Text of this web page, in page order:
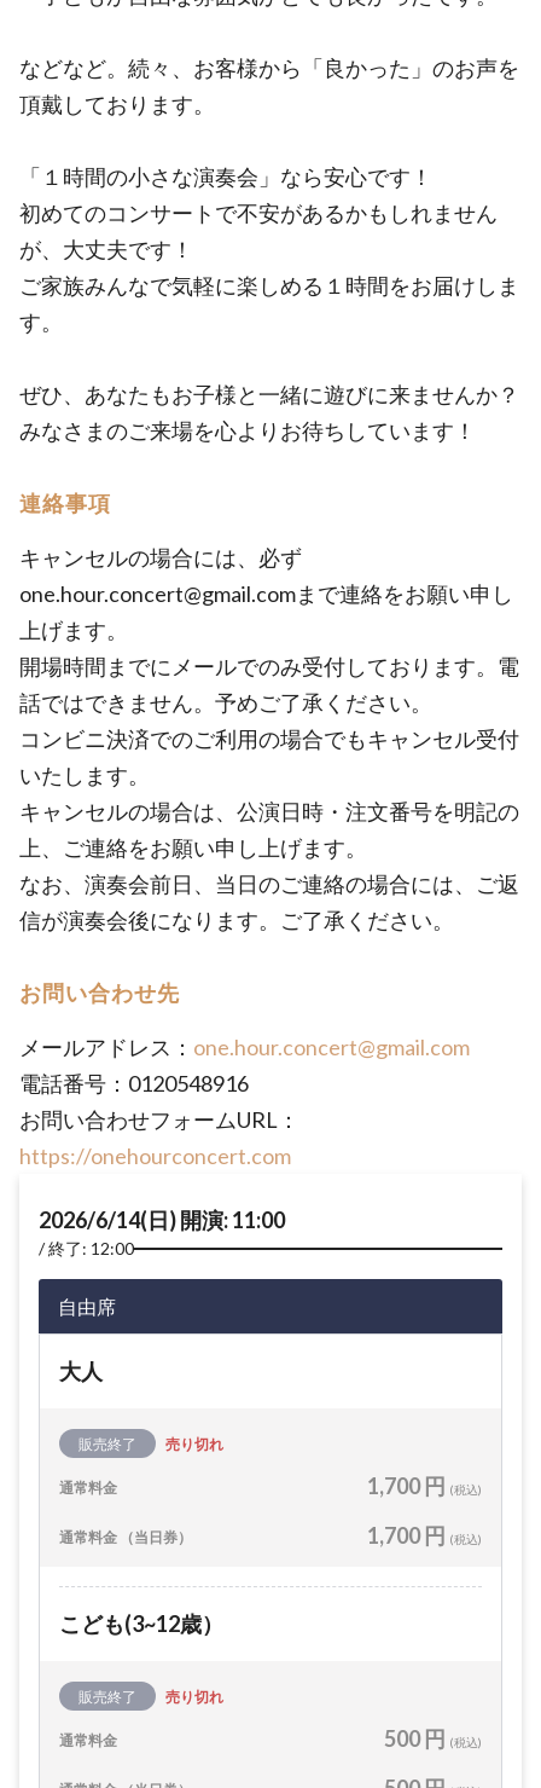
などなど。続々、お客様から「良かった」のお声を
頂戴しております。
「１時間の小さな演奏会」なら安心です！
初めてのコンサートで不安があるかもしれません
が、大丈夫です！
ご家族みんなで気軽に楽しめる１時間をお届けしま
す。
ぜひ、あなたもお子様と一緒に遊びに来ませんか？
みなさまのご来場を心よりお待ちしています！
連絡事項
キャンセルの場合には、必ず
one.hour.concert@gmail.comまで連絡をお願い申し
上げます。
開場時間までにメールでのみ受付しております。電
話ではできません。予めご了承ください。
コンビニ決済でのご利用の場合でもキャンセル受付
いたします。
キャンセルの場合は、公演日時・注文番号を明記の
上、ご連絡をお願い申し上げます。
なお、演奏会前日、当日のご連絡の場合には、ご返
信が演奏会後になります。ご了承ください。
お問い合わせ先
メールアドレス： one.hour.concert@gmail.com
電話番号：0120548916
お問い合わせフォームURL：
https://onehourconcert.com
2026/6/14(日) 開演: 11:00
終了: 12:00
自由席
大人
販売終了 売り切れ
通常料金 1,700 円 (税込)
通常料金 （当日券） 1,700 円 (税込)
こども(3~12歳）
販売終了 売り切れ
通常料金 500 円 (税込)